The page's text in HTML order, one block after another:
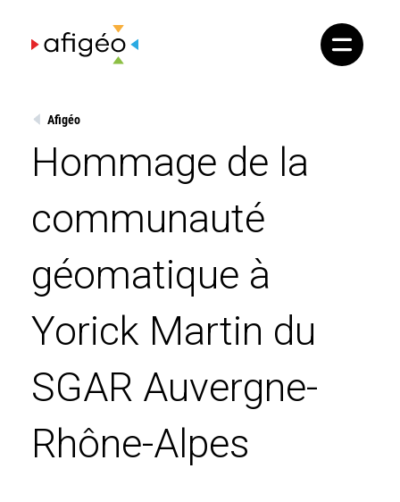
content
Afigéo
Hommage de la
communauté
géomatique à
Yorick Martin du
SGAR Auvergne-
Rhône-Alpes